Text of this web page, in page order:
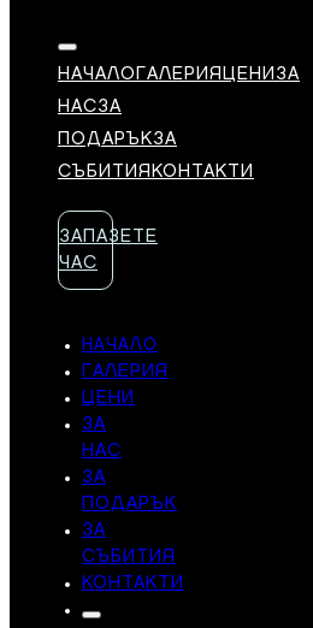
НАЧАЛО ГАЛЕРИЯ ЦЕНИ ЗА
НАСЗА
ПОДАРЪКЗА
СЪБИТИЯ КОНТАКТИ
ЗАПАЗЕТЕ
ЧАС
НАЧАЛО
ГАЛЕРИЯ
ЦЕНИ
ЗА
НАС
ЗА
ПОДАРЪК
ЗА
СЪБИТИЯ
КОНТАКТИ